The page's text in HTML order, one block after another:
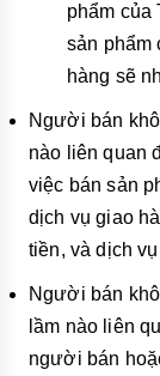
phẩm của
sản phẩm
hàng sẽ
Người bán
nào liên quan
việc bán sản
dịch vụ giao
tiền, và dịch
Người bán
lầm nào liên
người bán